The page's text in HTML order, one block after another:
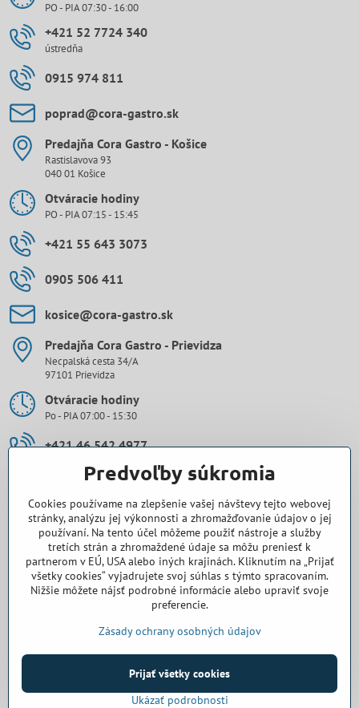
PO - PIA 07:30 - 16:00
+421 52 7724 340
ústredňa
0915 974 811
poprad​@cora-gastro​.sk
Predajňa Cora Gastro - Košice
Rastislavova 93
040 01 Košice
Otváracie hodiny
PO - PIA 07:15 - 15:45
+421 55 643 3073
0905 506 411
kosice​@cora-gastro​.sk
Predajňa Cora Gastro - Prievidza
Necpalská cesta 34/A
97101 Prievidza
Otváracie hodiny
Po - PIA 07:00 - 15:30
+421 46 542 4977
0907 971 896
prievidza​@cora-gastro​.sk
Obchodné zastúpenie Cora Gastro - Bratislava
0918 345 325
©2026Copyright
Predvoľby súkromiaZásady ochrany osobných údajov
Predvoľby súkromia
Cookies používame na zlepšenie vašej návštevy tejto webovej
stránky, analýzu jej výkonnosti a zhromažďovanie údajov o jej
používaní. Na tento účel môžeme použiť nástroje a služby
tretích strán a zhromaždené údaje sa môžu preniesť k
partnerom v EÚ, USA alebo iných krajinách. Kliknutím na „Prijať
všetky cookies“ vyjadrujete svoj súhlas s týmto spracovaním.
Nižšie môžete nájsť podrobné informácie alebo upraviť svoje
preferencie.
Zásady ochrany osobných údajov
Ukázať podrobnosti
Prijať všetky cookies